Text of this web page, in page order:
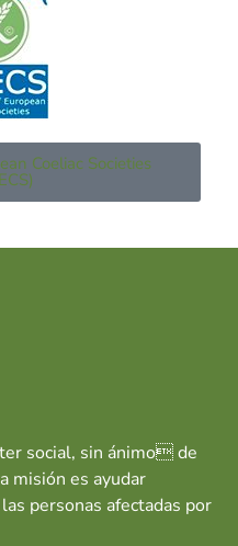
Coeliac Societies
social, sin ánimo de
misión es ayudar
personas afectadas por